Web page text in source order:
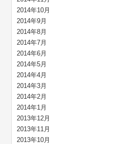
2014年10月
2014年9月
2014年8月
2014年7月
2014年6月
2014年5月
2014年4月
2014年3月
2014年2月
2014年1月
2013年12月
2013年11月
2013年10月